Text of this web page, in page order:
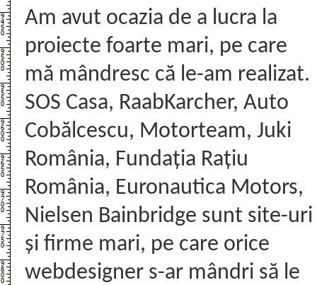
Am avut ocazia de a lucra la
proiecte foarte mari, pe care
mă mândresc că le-am realizat.
SOS Casa, RaabKarcher, Auto
Cobălcescu, Motorteam, Juki
România, Fundația Rațiu
România, Euronautica Motors,
Nielsen Bainbridge sunt site-uri
și firme mari, pe care orice
webdesigner s-ar mândri să le